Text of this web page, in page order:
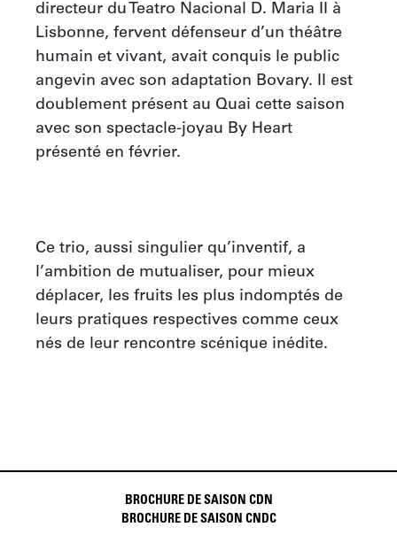
directeur du Teatro Nacional D. Maria II à
Lisbonne, fervent défenseur d’un théâtre
humain et vivant, avait conquis le public
angevin avec son adaptation Bovary. Il est
doublement présent au Quai cette saison
avec son spectacle-joyau By Heart
présenté en février.
Ce trio, aussi singulier qu’inventif, a
l’ambition de mutualiser, pour mieux
déplacer, les fruits les plus indomptés de
leurs pratiques respectives comme ceux
nés de leur rencontre scénique inédite.
BROCHURE DE SAISON CDN
BROCHURE DE SAISON CNDC